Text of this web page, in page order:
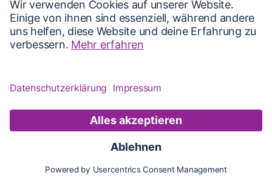
Karte Updates Konto
Karte